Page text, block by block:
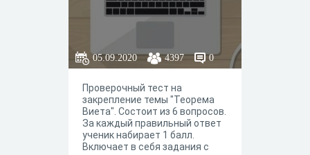
05.09.2020 4397 0
Проверочный тест на
закрепление темы "Теорема
Виета". Состоит из 6 вопросов.
За каждый правильный ответ
ученик набирает 1 балл.
Включает в себя задания с